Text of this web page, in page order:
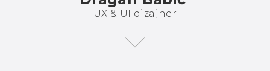
UX & UI dizajner